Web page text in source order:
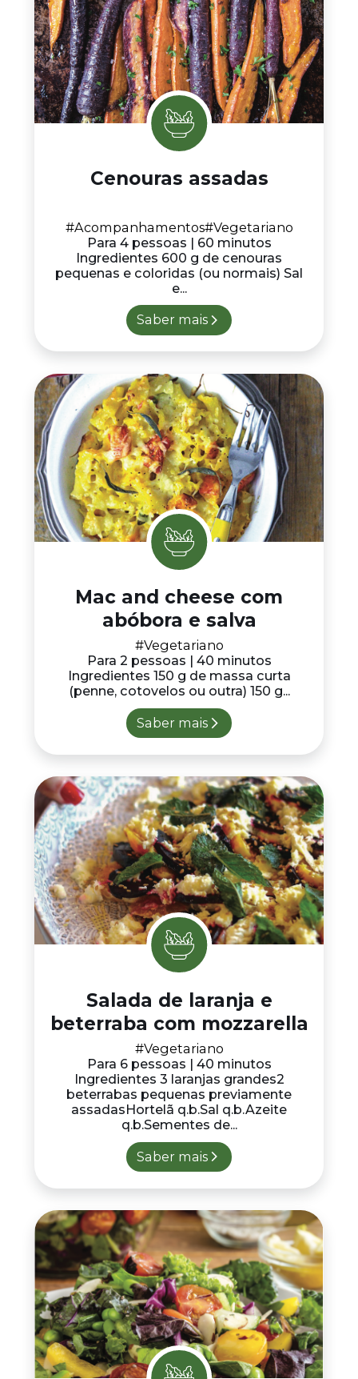
Cenouras assadas
#Acompanhamentos#Vegetariano
Para 4 pessoas | 60 minutos
Ingredientes 600 g de cenouras
pequenas e coloridas (ou normais) Sal
e...
Saber mais
Mac and cheese com
abóbora e salva
#Vegetariano
Para 2 pessoas | 40 minutos
Ingredientes 150 g de massa curta
(penne, cotovelos ou outra) 150 g...
Saber mais
Salada de laranja e
beterraba com mozzarella
#Vegetariano
Para 6 pessoas | 40 minutos
Ingredientes 3 laranjas grandes2
beterrabas pequenas previamente
assadasHortelã q.b.Sal q.b.Azeite
q.b.Sementes de...
Saber mais